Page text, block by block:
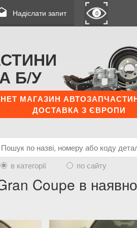
Надіслати запит 0
Б/У
МАГАЗИН АВТОЗАПЧАСТИН
ДОСТАВКА З ЄВРОПИ
в категорії
по сайту
Coupe в